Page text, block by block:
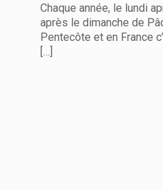
Chaque année, le lundi
après le dimanche de
Pentecôte et en France
[…]